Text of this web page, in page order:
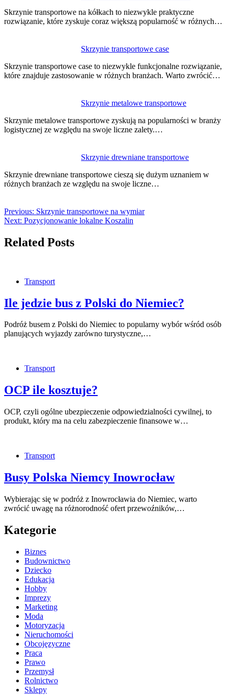
Skrzynie transportowe na kółkach to niezwykle praktyczne
rozwiązanie, które zyskuje coraz większą popularność w różnych…
Skrzynie transportowe case
Skrzynie transportowe case to niezwykle funkcjonalne rozwiązanie,
które znajduje zastosowanie w różnych branżach. Warto zwrócić…
Skrzynie metalowe transportowe
Skrzynie metalowe transportowe zyskują na popularności w branży
logistycznej ze względu na swoje liczne zalety.…
Skrzynie drewniane transportowe
Skrzynie drewniane transportowe cieszą się dużym uznaniem w
różnych branżach ze względu na swoje liczne…
Previous: Skrzynie transportowe na wymiar
Next: Pozycjonowanie lokalne Koszalin
Related Posts
Transport
Ile jedzie bus z Polski do Niemiec?
Podróż busem z Polski do Niemiec to popularny wybór wśród osób
planujących wyjazdy zarówno turystyczne,…
Transport
OCP ile kosztuje?
OCP, czyli ogólne ubezpieczenie odpowiedzialności cywilnej, to
produkt, który ma na celu zabezpieczenie finansowe w…
Transport
Busy Polska Niemcy Inowrocław
Wybierając się w podróż z Inowrocławia do Niemiec, warto
zwrócić uwagę na różnorodność ofert przewoźników,…
Kategorie
Biznes
Budownictwo
Dziecko
Edukacja
Hobby
Imprezy
Marketing
Moda
Motoryzacja
Nieruchomości
Obcojęzyczne
Praca
Prawo
Przemysł
Rolnictwo
Sklepy